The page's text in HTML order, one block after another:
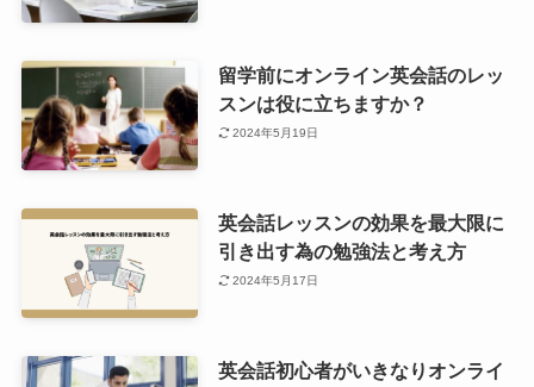
留学前にオンライン英会話のレッ
スンは役に立ちますか？
2024年5月19日
英会話レッスンの効果を最大限に
引き出す為の勉強法と考え方
2024年5月17日
英会話初心者がいきなりオンライ